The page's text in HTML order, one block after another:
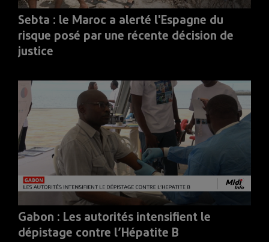
Sebta : le Maroc a alerté l'Espagne du
risque posé par une récente décision de
justice
Gabon : Les autorités intensifient le
dépistage contre l’Hépatite B